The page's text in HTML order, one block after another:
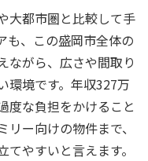
大都市圏と比較して手
も、この盛岡市全体の
ながら、広さや間取り
環境です。年収327万
度な負担をかけること
ー向けの物件まで、
やすいと言えます。